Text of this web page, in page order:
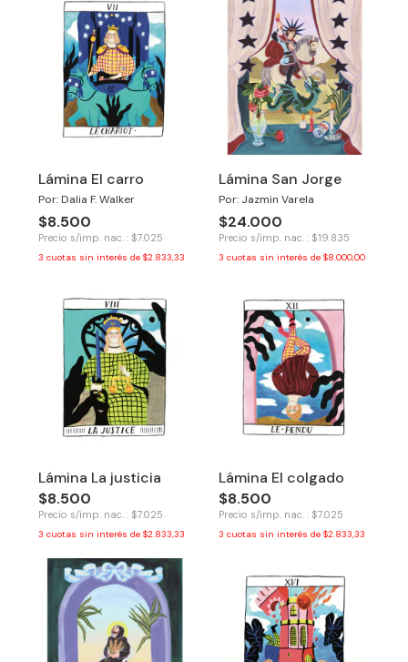
Lámina El carro
Por: Dalia F. Walker
$8.500
Precio s/imp. nac. : $7.025
3 cuotas sin interés de $2.833,33
Lámina San Jorge
Por: Jazmin Varela
$24.000
Precio s/imp. nac. : $19.835
3 cuotas sin interés de $8.000,00
Lámina La justicia
$8.500
Precio s/imp. nac. : $7.025
3 cuotas sin interés de $2.833,33
Lámina El colgado
$8.500
Precio s/imp. nac. : $7.025
3 cuotas sin interés de $2.833,33